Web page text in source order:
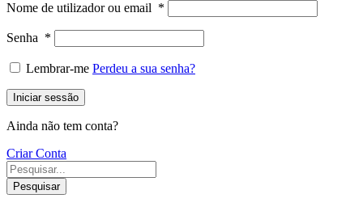
Nome de utilizador ou email *
Senha *
Lembrar-me Perdeu a sua senha?
Iniciar sessão
Ainda não tem conta?
Criar Conta
Pesquisar